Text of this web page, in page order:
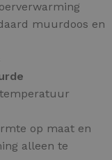
muurdoos en
op maat en
alleen te